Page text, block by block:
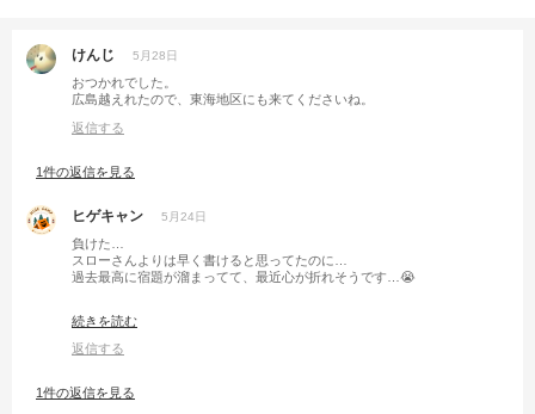
けんじ 5月28日
おつかれでした。
広島越えれたので、東海地区にも来てくださいね。
返信する
1件の返信を見る
ヒゲキャン 5月24日
負けた…
スローさんよりは早く書けると思ってたのに…
過去最高に宿題が溜まってて、最近心が折れそうです…😭
続きを読む
返信する
1件の返信を見る